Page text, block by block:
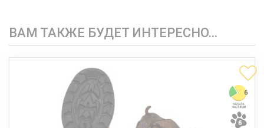
ВАМ ТАКЖЕ БУДЕТ ИНТЕРЕСНО…